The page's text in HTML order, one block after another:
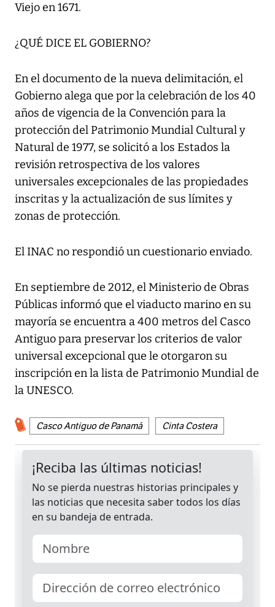
Viejo en 1671.
¿QUÉ DICE EL GOBIERNO?
En el documento de la nueva delimitación, el
Gobierno alega que por la celebración de los 40
años de vigencia de la Convención para la
protección del Patrimonio Mundial Cultural y
Natural de 1977, se solicitó a los Estados la
revisión retrospectiva de los valores
universales excepcionales de las propiedades
inscritas y la actualización de sus límites y
zonas de protección.
El INAC no respondió un cuestionario enviado.
En septiembre de 2012, el Ministerio de Obras
Públicas informó que el viaducto marino en su
mayoría se encuentra a 400 metros del Casco
Antiguo para preservar los criterios de valor
universal excepcional que le otorgaron su
inscripción en la lista de Patrimonio Mundial de
la UNESCO.
Casco Antiguo de Panamá Cinta Costera